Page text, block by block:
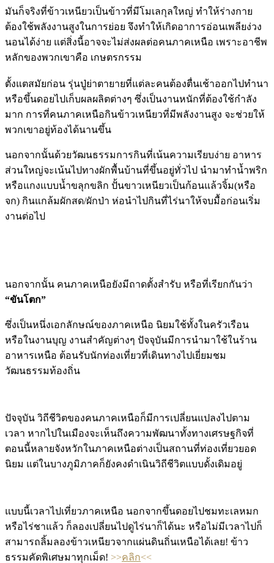
มันก็จริงที่ข้าวเหนียวเป็นข้าวที่มีโมเลกุลใหญ่ ทำให้ร่างกาย
ต้องใช้พลังงานสูงในการย่อย จึงทำให้เกิดอาการอ่อนเพลียง่วง
นอนได้ง่าย แต่สิ่งนี้อาจจะไม่ส่งผลต่อคนภาคเหนือ เพราะอาชีพ
หลักของพวกเขาคือ เกษตรกรรม
ตั้งแตสมัยก่อน รุ่นปู่ย่าตายายที่แต่ละคนต้องตื่นเช้าออกไปทำนา
หรือขึ้นดอยไปเก็บผลผลิตต่างๆ ซึ่งเป็นงานหนักที่ต้องใช้กำลัง
มาก การที่คนภาคเหนือกินข้าวเหนียวที่มีพลังงานสูง จะช่วยให้
พวกเขาอยู่ท้องได้นานขึ้น
นอกจากนั้นด้วยวัฒนธรรมการกินที่เน้นความเรียบง่าย อาหาร
ส่วนใหญ่จะเน้นไปทางผักพื้นบ้านที่ขึ้นอยู่ทั่วไป นำมาทำน้ำพริก
หรือแกงแบบน้ำขลุกขลิก ปั้นขาวเหนียวเป็นก้อนแล้วจิ้ม(หรือ
จก) กินแกล้มผักสด/ผักป่า ห่อนำไปกินที่ไร่นาให้จบมื้อก่อนเริ่ม
งานต่อไป
นอกจากนั้น คนภาคเหนือยังมีถาดตั้งสำรับ หรือที่เรียกกันว่า
“ขันโตก”
ซึ่งเป็นหนึ่งเอกลักษณ์ของภาคเหนือ นิยมใช้ทั้งในครัวเรือน
หรือในงานบุญ งานสำคัญต่างๆ ปัจจุบันมีการนำมาใช้ในร้าน
อาหารเหนือ ต้อนรับนักท่องเที่ยวที่เดินทางไปเยี่ยมชม
วัฒนธรรมท้องถิ่น
ปัจจุบัน วิถีชีวิตของคนภาคเหนือก็มีการเปลี่ยนแปลงไปตาม
เวลา หากไปในเมืองจะเห็นถึงความพัฒนาทั้งทางเศรษฐกิจที่
ตอนนี้หลายจังหวักในภาคเหนือต่างเป็นสถานที่ท่องเที่ยวยอด
นิยม แต่ในบางภูมิภาคก็ยังคงดำเนินวิถีชีวิตแบบดั้งเดิมอยู่
แบบนี้เวลาไปเที่ยวภาคเหนือ นอกจากขึ้นดอยไปชมทะเลหมก
หรือไร่ชาแล้ว ก็ลองเปลี่ยนไปดูไร่นาก็ได้นะ หรือไม่มีเวลาไปก็
สามารถลิ้มลองข้าวเหนียวจากแผ่นดินถิ่นเหนือได้เลย! ข้าว
ธรรมคัดพิเศษมาทุกเม็ด! >>คลิก<<